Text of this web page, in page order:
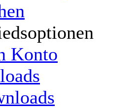
Konto